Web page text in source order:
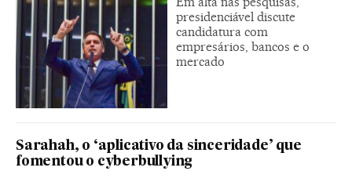
presidenciável discute
candidatura com
empresários, bancos e o
mercado
Sarahah, o ‘aplicativo da sinceridade’ que
fomentou o cyberbullying